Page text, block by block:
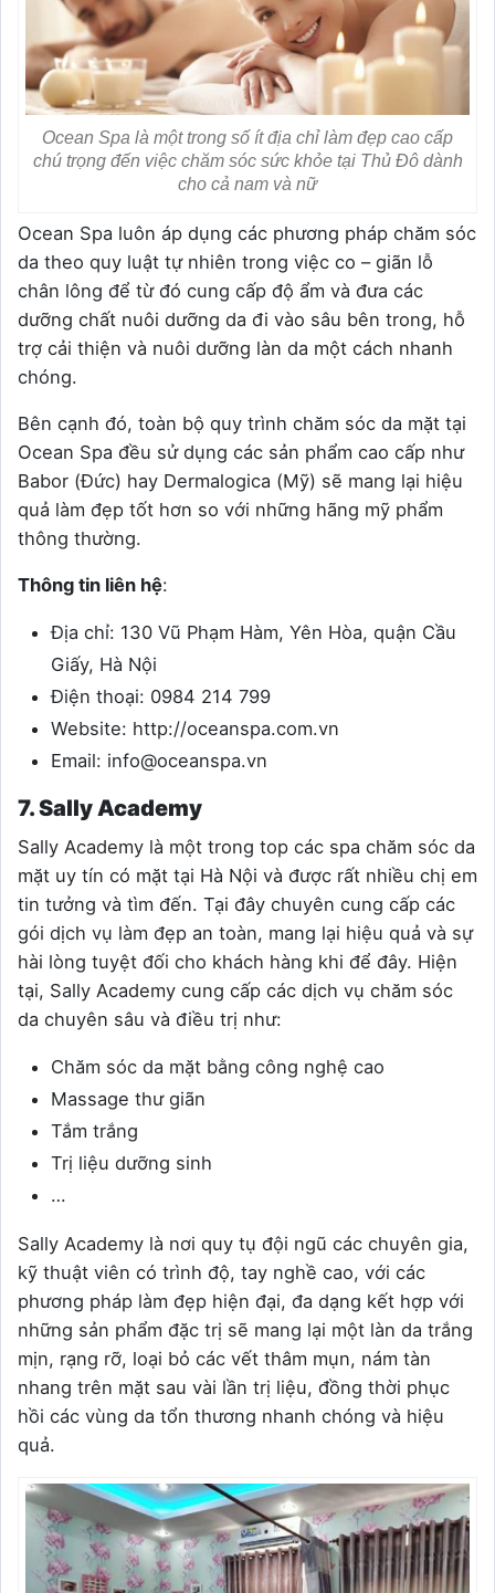
Ocean Spa là một trong số ít địa chỉ làm đẹp cao cấp
chú trọng đến việc chăm sóc sức khỏe tại Thủ Đô dành
cho cả nam và nữ
Ocean Spa luôn áp dụng các phương pháp chăm sóc
da theo quy luật tự nhiên trong việc co – giãn lỗ
chân lông để từ đó cung cấp độ ẩm và đưa các
dưỡng chất nuôi dưỡng da đi vào sâu bên trong, hỗ
trợ cải thiện và nuôi dưỡng làn da một cách nhanh
chóng.
Bên cạnh đó, toàn bộ quy trình chăm sóc da mặt tại
Ocean Spa đều sử dụng các sản phẩm cao cấp như
Babor (Đức) hay Dermalogica (Mỹ) sẽ mang lại hiệu
quả làm đẹp tốt hơn so với những hãng mỹ phẩm
thông thường.
Thông tin liên hệ:
Địa chỉ: 130 Vũ Phạm Hàm, Yên Hòa, quận Cầu
Giấy, Hà Nội
Điện thoại: 0984 214 799
Website: http://oceanspa.com.vn
Email: info@oceanspa.vn
7. Sally Academy
Sally Academy là một trong top các spa chăm sóc da
mặt uy tín có mặt tại Hà Nội và được rất nhiều chị em
tin tưởng và tìm đến. Tại đây chuyên cung cấp các
gói dịch vụ làm đẹp an toàn, mang lại hiệu quả và sự
hài lòng tuyệt đối cho khách hàng khi để đây. Hiện
tại, Sally Academy cung cấp các dịch vụ chăm sóc
da chuyên sâu và điều trị như:
Chăm sóc da mặt bằng công nghệ cao
Massage thư giãn
Tắm trắng
Trị liệu dưỡng sinh
…
Sally Academy là nơi quy tụ đội ngũ các chuyên gia,
kỹ thuật viên có trình độ, tay nghề cao, với các
phương pháp làm đẹp hiện đại, đa dạng kết hợp với
những sản phẩm đặc trị sẽ mang lại một làn da trắng
mịn, rạng rỡ, loại bỏ các vết thâm mụn, nám tàn
nhang trên mặt sau vài lần trị liệu, đồng thời phục
hồi các vùng da tổn thương nhanh chóng và hiệu
quả.